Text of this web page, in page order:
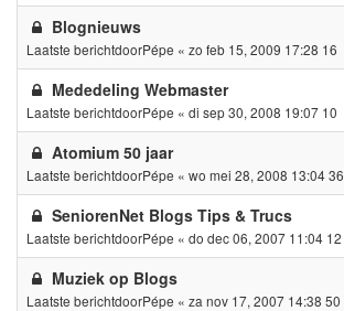
Blognieuws
Laatste berichtdoorPépe « zo feb 15, 2009 17:28 16
Mededeling Webmaster
Laatste berichtdoorPépe « di sep 30, 2008 19:07 10
Atomium 50 jaar
Laatste berichtdoorPépe « wo mei 28, 2008 13:04 36
SeniorenNet Blogs Tips & Trucs
Laatste berichtdoorPépe « do dec 06, 2007 11:04 12
Muziek op Blogs
Laatste berichtdoorPépe « za nov 17, 2007 14:38 50